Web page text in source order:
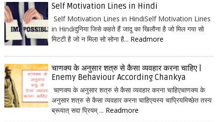
Self Motivation Lines in Hindi
Self Motivation Lines in HindiSelf Motivation Lines
in Hindiदुनिया जिसे कहते हैं जादू का खिलौना है जो मिल गया सो
मिटटी है जो न मिला सो सोना है... Readmore
चाणक्य के अनुसार शत्रु से कैसा व्यवहार करना चाहिए |
Enemy Behaviour According Chankya
चाणक्य के अनुसार शत्रु से कैसा व्यवहार करना चाहिएचाणक्य के
अनुसार शत्रु से कैसा व्यवहार करना चाहिएयस्य चाप्रियमिच्छेत तस्य
ब्रूयात् सदा प्रियम् ... Readmore